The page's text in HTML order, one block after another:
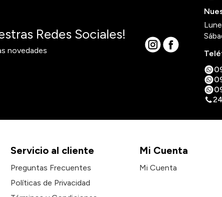
Redes Sociales!
novedades
Servicio al cliente
Preguntas Frecuentes
Políticas de Privacidad
Mi Cuenta
Mi Cuenta